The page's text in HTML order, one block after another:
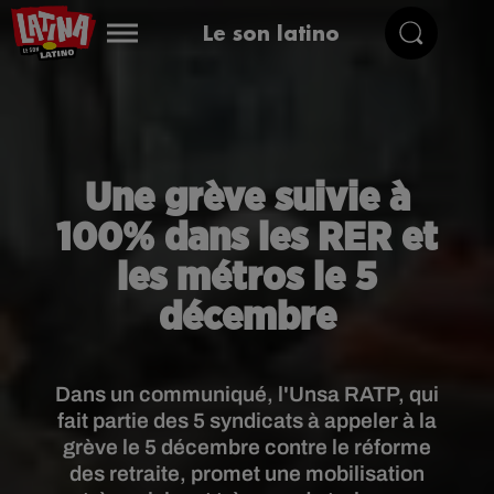
Le son latino
Une grève suivie à
100% dans les RER et
les métros le 5
décembre
Dans un communiqué, l'Unsa RATP, qui
fait partie des 5 syndicats à appeler à la
grève le 5 décembre contre le réforme
des retraite, promet une mobilisation